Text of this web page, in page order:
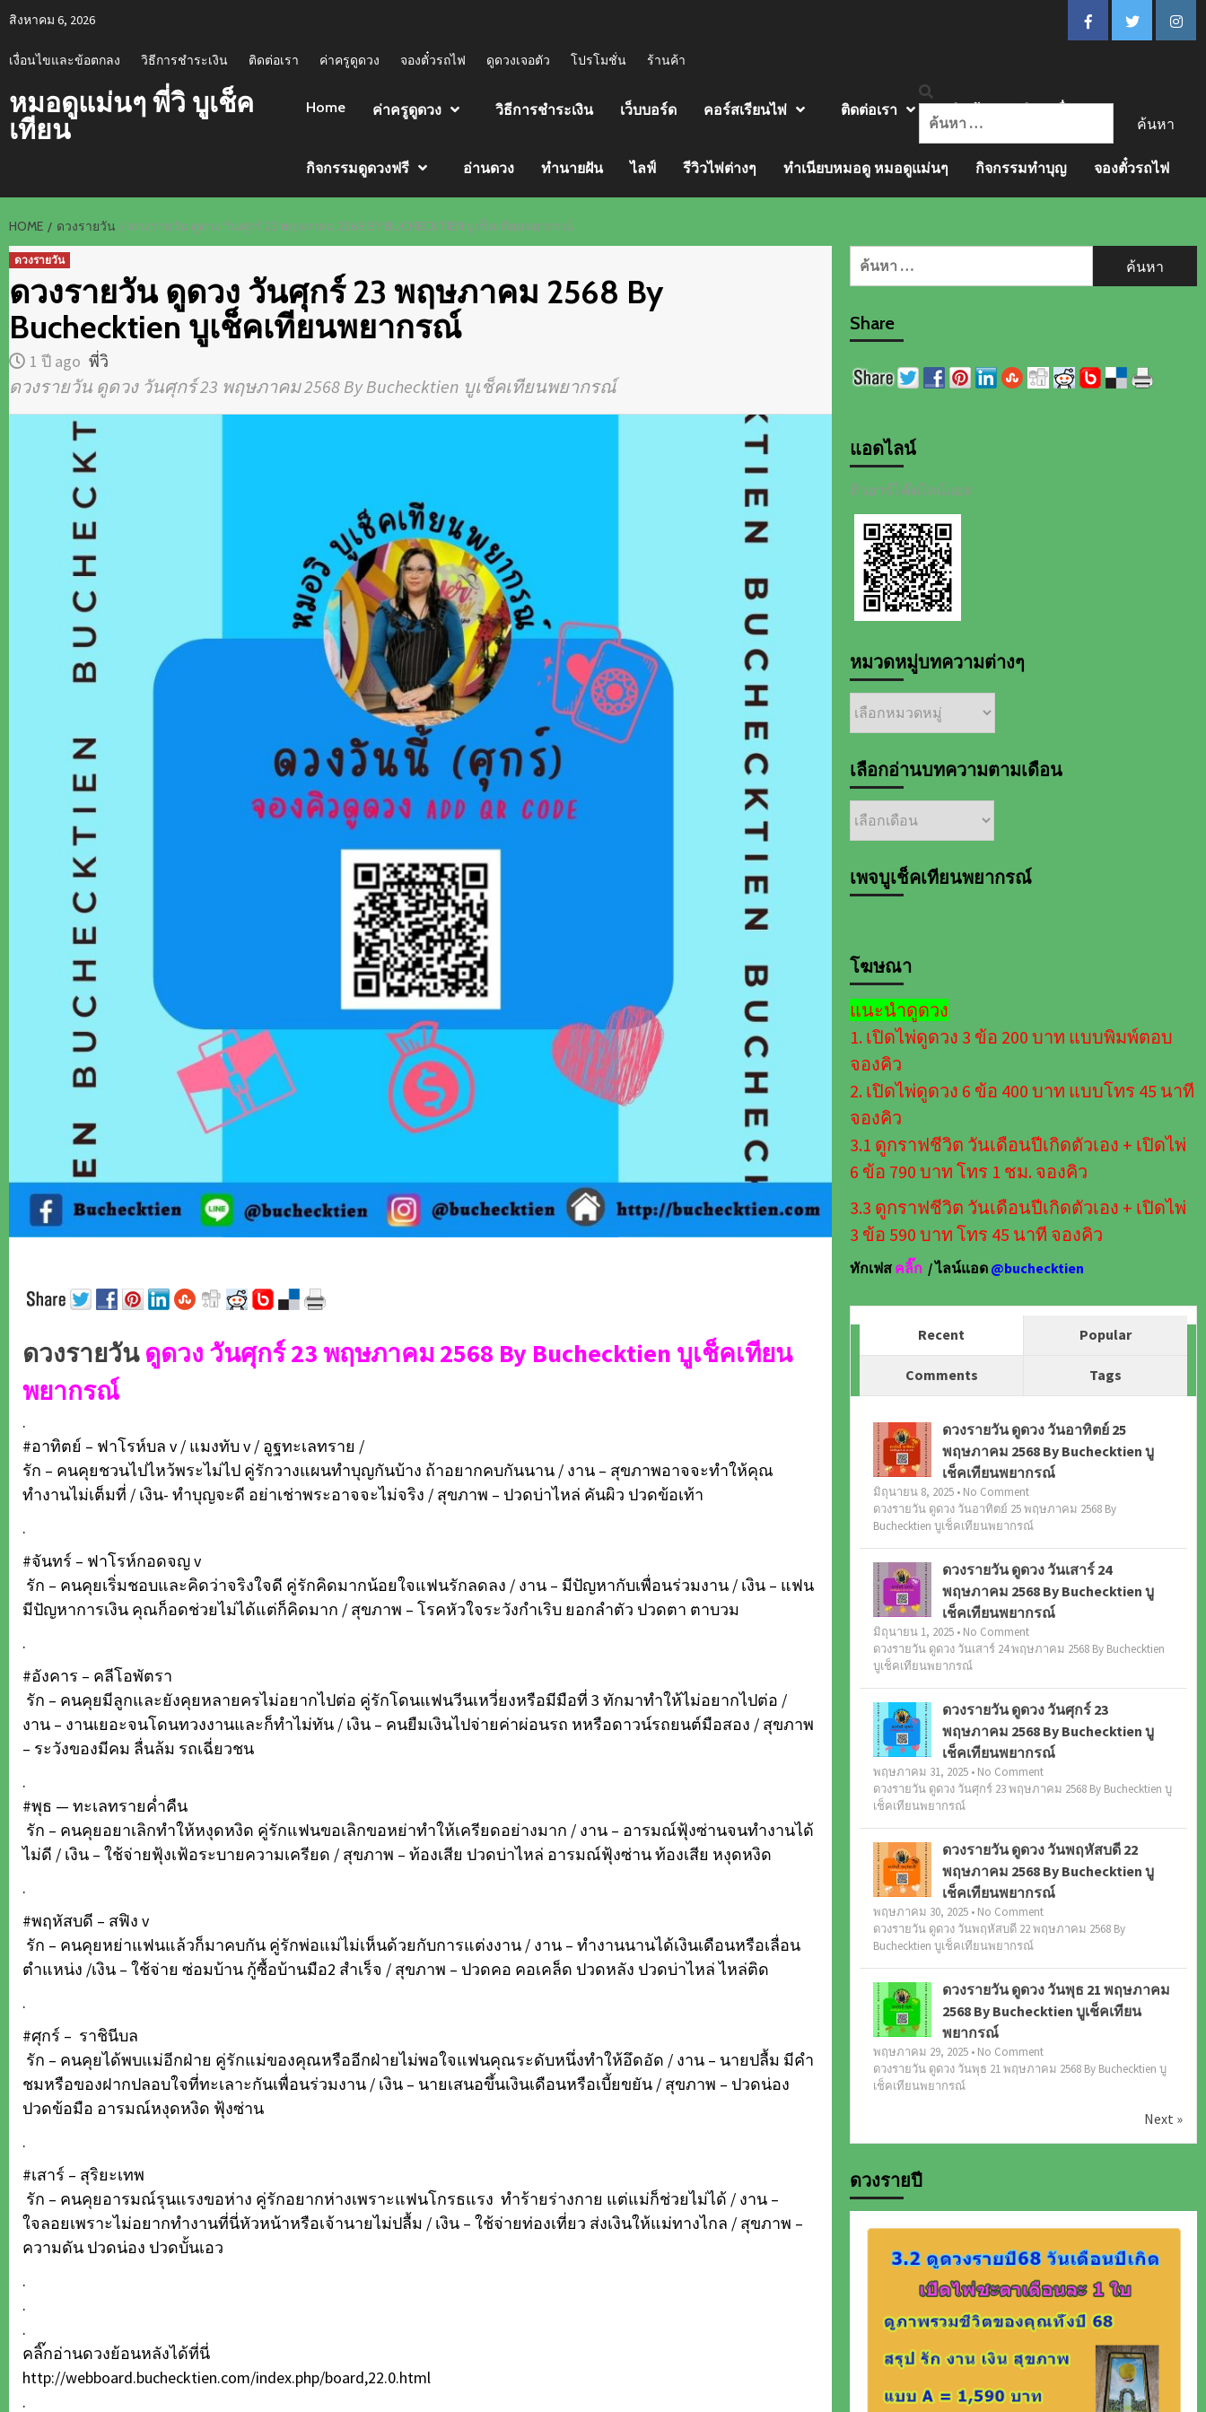
Skip
content
FACEBOOKTwitter
สิงหาคม 6, 2026
เงื่อนไขและข้อตกลง วิธีการชำระเงิน ติดต่อเรา ค่าครูดูดวง จองตั๋วรถไฟ ดูดวงเจอตัว โปรโมชั่น ร้านค้า
หมอดูแม่นๆ พี่วิ บูเช็ค
เทียน
Home ค่าครูดูดวง วิธีการชำระเงิน เว็บบอร์ด คอร์สเรียนไพ่ ติดต่อเรา สินค้าและบริการอื่นๆ
กิจกรรมดูดวงฟรี อ่านดวง ทำนายฝัน ไลฟ์ รีวิวไพ่ต่างๆ ทำเนียบหมอดู หมอดูแม่นๆ กิจกรรมทำบุญ จองตั๋วรถไฟ
ค้นหา
HOME ดวงรายวัน ดวงรายวัน ดูดวง วันศุกร์ 23 พฤษภาคม 2568 BY BUCHECKTIEN บูเช็คเทียนพยากรณ์
ดวงรายวัน
ดวงรายวัน ดูดวง วันศุกร์ 23 พฤษภาคม 2568 By
Buchecktien บูเช็คเทียนพยากรณ์
1 ปี ago พี่วิ
ดวงรายวัน ดูดวง วันศุกร์ 23 พฤษภาคม 2568 By Buchecktien บูเช็คเทียนพยากรณ์
ดวงรายวันดูดวง วันศุกร์ 23 พฤษภาคม 2568 By Buchecktien บูเช็คเทียน
พยากรณ์
.
#อาทิตย์ – ฟาโรห์บล v / แมงทับ v / อูฐทะเลทราย /
รัก – คนคุยชวนไปไหว้พระไม่ไป คู่รักวางแผนทำบุญกันบ้าง ถ้าอยากคบกันนาน / งาน – สุขภาพอาจจะทำให้คุณ
ทำงานไม่เต็มที่ / เงิน- ทำบุญจะดี อย่าเช่าพระอาจจะไม่จริง / สุขภาพ – ปวดบ่าไหล่ คันผิว ปวดข้อเท้า
.
#จันทร์ – ฟาโรห์กอดจญ v
รัก – คนคุยเริ่มชอบและคิดว่าจริงใจดี คู่รักคิดมากน้อยใจแฟนรักลดลง / งาน – มีปัญหากับเพื่อนร่วมงาน / เงิน – แฟน
มีปัญหาการเงิน คุณก็อดช่วยไม่ได้แต่ก็คิดมาก / สุขภาพ – โรคหัวใจระวังกำเริบ ยอกลำตัว ปวดตา ตาบวม
.
#อังคาร – คลีโอพัตรา
รัก – คนคุยมีลูกและยังคุยหลายครไม่อยากไปต่อ คู่รักโดนแฟนวีนเหวี่ยงหรือมีมือที่ 3 ทักมาทำให้ไม่อยากไปต่อ /
งาน – งานเยอะจนโดนทวงงานและก็ทำไม่ทัน / เงิน – คนยืมเงินไปจ่ายค่าผ่อนรถ หหรือดาวน์รถยนต์มือสอง / สุขภาพ
– ระวังของมีคม ลื่นล้ม รถเฉี่ยวชน
.
#พุธ — ทะเลทรายค่ำคืน
รัก – คนคุยอยาเลิกทำให้หงุดหงิด คู่รักแฟนขอเลิกขอหย่าทำให้เครียดอย่างมาก / งาน – อารมณ์ฟุ้งซ่านจนทำงานได้
ไม่ดี / เงิน – ใช้จ่ายฟุ้งเฟ้อระบายความเครียด / สุขภาพ – ท้องเสีย ปวดบ่าไหล่ อารมณ์ฟุ้งซ่าน ท้องเสีย หงุดหงิด
.
#พฤหัสบดี – สฟิง v
รัก – คนคุยหย่าแฟนแล้วก็มาคบกัน คู่รักพ่อแม่ไม่เห็นด้วยกับการแต่งงาน / งาน – ทำงานนานได้เงินเดือนหรือเลื่อน
ตำแหน่ง /เงิน – ใช้จ่าย ซ่อมบ้าน กู้ซื้อบ้านมือ2 สำเร็จ / สุขภาพ – ปวดคอ คอเคล็ด ปวดหลัง ปวดบ่าไหล่ ไหล่ติด
.
#ศุกร์ – ราชินีบล
รัก – คนคุยได้พบแม่อีกฝ่าย คู่รักแม่ของคุณหรืออีกฝ่ายไม่พอใจแฟนคุณระดับหนึ่งทำให้อึดอัด / งาน – นายปลื้ม มีคำ
ชมหรือของฝากปลอบใจที่ทะเลาะกันเพื่อนร่วมงาน / เงิน – นายเสนอขึ้นเงินเดือนหรือเบี้ยขยัน / สุขภาพ – ปวดน่อง
ปวดข้อมือ อารมณ์หงุดหงิด ฟุ้งซ่าน
.
#เสาร์ – สุริยะเทพ
รัก – คนคุยอารมณ์รุนแรงขอห่าง คู่รักอยากห่างเพราะแฟนโกรธแรง ทำร้ายร่างกาย แต่แม่ก็ช่วยไม่ได้ / งาน –
ใจลอยเพราะไม่อยากทำงานที่นี่หัวหน้าหรือเจ้านายไม่ปลื้ม / เงิน – ใช้จ่ายท่องเที่ยว ส่งเงินให้แม่ทางไกล / สุขภาพ –
ความดัน ปวดน่อง ปวดบั้นเอว
.
.
.
คลิ๊กอ่านดวงย้อนหลังได้ที่นี่
http://webboard.buchecktien.com/index.php/board,22.0.html
.
ค้นหา
Share
แอดไลน์
คิวอาร์โค๊ดไลน์แอด
หมวดหมู่บทความต่างๆ
หมวด
ต่างๆ
เลือกอ่านบทความตามเดือน
เลือก
ตาม
เดือน
เพจบูเช็คเทียนพยากรณ์
โฆษณา
แนะนำดูดวง
1. เปิดไพ่ดูดวง 3 ข้อ 200 บาท แบบพิมพ์ตอบ
จองคิว
2. เปิดไพ่ดูดวง 6 ข้อ 400 บาท แบบโทร 45 นาที
จองคิว
3.1 ดูกราฟชีวิต วันเดือนปีเกิดตัวเอง + เปิดไพ่
6 ข้อ 790 บาท โทร 1 ชม. จองคิว
3.3 ดูกราฟชีวิต วันเดือนปีเกิดตัวเอง + เปิดไพ่
3 ข้อ 590 บาท โทร 45 นาที จองคิว
ทักเฟส คลิ๊ก / ไลน์แอด @buchecktien
Recent Popular
Comments Tags
ดวงรายวัน ดูดวง วันอาทิตย์ 25
พฤษภาคม 2568 By Buchecktien บู
เช็คเทียนพยากรณ์
มิถุนายน 8, 2025 • No Comment
ดวงรายวัน ดูดวง วันอาทิตย์ 25 พฤษภาคม 2568 By
Buchecktien บูเช็คเทียนพยากรณ์
ดวงรายวัน ดูดวง วันเสาร์ 24
พฤษภาคม 2568 By Buchecktien บู
เช็คเทียนพยากรณ์
มิถุนายน 1, 2025 • No Comment
ดวงรายวัน ดูดวง วันเสาร์ 24 พฤษภาคม 2568 By Buchecktien
บูเช็คเทียนพยากรณ์
ดวงรายวัน ดูดวง วันศุกร์ 23
พฤษภาคม 2568 By Buchecktien บู
เช็คเทียนพยากรณ์
พฤษภาคม 31, 2025 • No Comment
ดวงรายวัน ดูดวง วันศุกร์ 23 พฤษภาคม 2568 By Buchecktien บู
เช็คเทียนพยากรณ์
ดวงรายวัน ดูดวง วันพฤหัสบดี 22
พฤษภาคม 2568 By Buchecktien บู
เช็คเทียนพยากรณ์
พฤษภาคม 30, 2025 • No Comment
ดวงรายวัน ดูดวง วันพฤหัสบดี 22 พฤษภาคม 2568 By
Buchecktien บูเช็คเทียนพยากรณ์
ดวงรายวัน ดูดวง วันพุธ 21 พฤษภาคม
2568 By Buchecktien บูเช็คเทียน
พยากรณ์
พฤษภาคม 29, 2025 • No Comment
ดวงรายวัน ดูดวง วันพุธ 21 พฤษภาคม 2568 By Buchecktien บู
เช็คเทียนพยากรณ์
Next »
ดวงรายปี